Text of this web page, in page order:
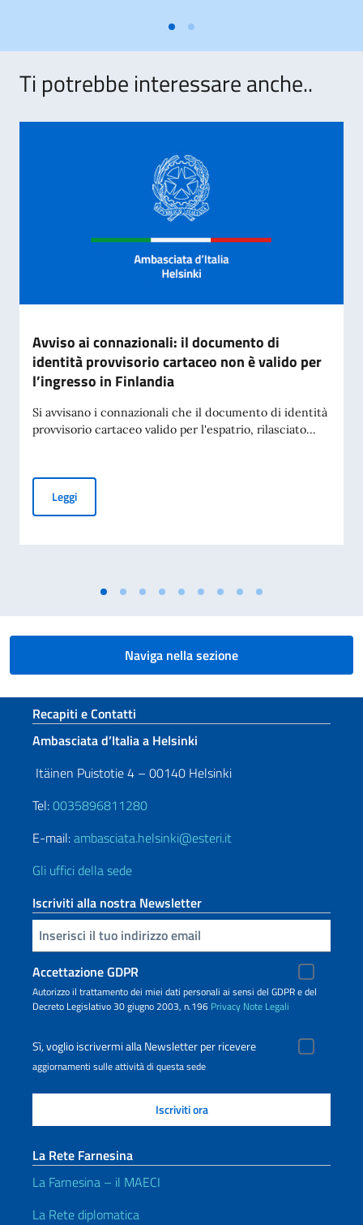
Ti potrebbe interessare anche..
Avviso ai connazionali: il documento di
identità provvisorio cartaceo non è valido per
l’ingresso in Finlandia
Si avvisano i connazionali che il documento di identità
provvisorio cartaceo valido per l'espatrio, rilasciato...
LeggiAvviso ai connazionali: il documento di identità provvisorio
Naviga nella sezione
Sezione footer
Recapiti e Contatti
Ambasciata d’Italia a Helsinki
Itäinen Puistotie 4 – 00140 Helsinki
Tel:0035896811280
E-mail:ambasciata.helsinki@esteri.it
Gli uffici della sede
Iscriviti alla nostra Newsletter
Inserisci la tua email
Accettazione GDPR
Autorizzo il trattamento dei miei dati personali ai sensi del GDPR e del
Decreto Legislativo 30 giugno 2003, n.196 Privacy Note Legali
Sì, voglio iscrivermi alla Newsletter per ricevere
aggiornamenti sulle attività di questa sede
La Rete Farnesina
La Farnesina – il MAECI
La Rete diplomatica